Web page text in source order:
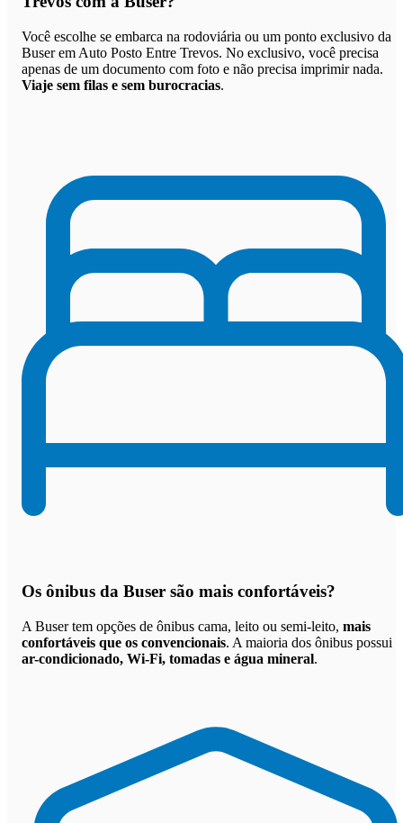
Você escolhe se embarca na rodoviária ou um ponto exclusivo da
Buser em Auto Posto Entre Trevos. No exclusivo, você precisa
apenas de um documento com foto e não precisa imprimir nada.
Viaje sem filas e sem burocracias.
Os ônibus da Buser são mais confortáveis?
A Buser tem opções de ônibus cama, leito ou semi-leito, mais
confortáveis que os convencionais. A maioria dos ônibus possui
ar-condicionado, Wi-Fi, tomadas e água mineral.